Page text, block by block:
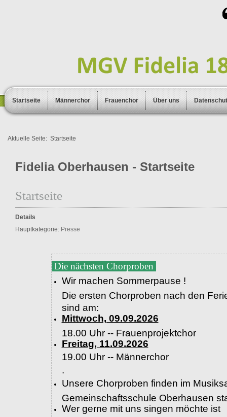
Startseite Männerchor Frauenchor Über uns
Aktuelle Seite: Startseite
Fidelia Oberhausen - Startseite
Startseite
Details
Hauptkategorie: Presse
Die nächsten Chorproben
Wir machen Sommerpause !
Die ersten Chorproben nach den
sind am:
Mittwoch, 09.09.2026
18.00 Uhr -- Frauenprojektchor
Freitag, 11.09.2026
19.00 Uhr -- Männerchor
.
Unsere Chorproben finden im
Gemeinschaftsschule Oberhausen
Wer gerne mit uns singen möchte ist